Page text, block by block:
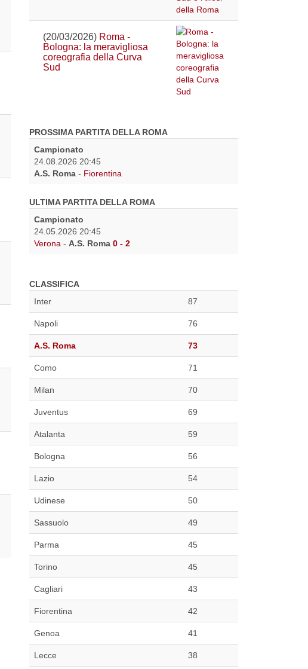
(20/03/2026) Roma -
Bologna: la meravigliosa
coreografia della Curva
Sud
PROSSIMA PARTITA DELLA ROMA
Campionato
24.08.2026 20:45
A.S. Roma - Fiorentina
ULTIMA PARTITA DELLA ROMA
Campionato
24.05.2026 20:45
Verona - A.S. Roma 0 - 2
CLASSIFICA
Inter
87
Napoli 76
A.S. Roma 73
Como 71
Milan 70
Juventus 69
Atalanta 59
Bologna 56
Lazio 54
Udinese 50
Sassuolo 49
Parma 45
Torino 45
Cagliari 43
Fiorentina 42
Genoa 41
Lecce 38